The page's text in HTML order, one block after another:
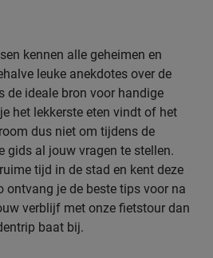
kennen alle geheimen en
leuke anekdotes over de
de ideale bron voor handige
het lekkerste eten vindt of het
dus niet om tijdens de
gids al jouw vragen te stellen.
tijd in de stad en kent deze
ontvang je de beste tips voor na
verblijf met onze fietstour dan
baat bij.